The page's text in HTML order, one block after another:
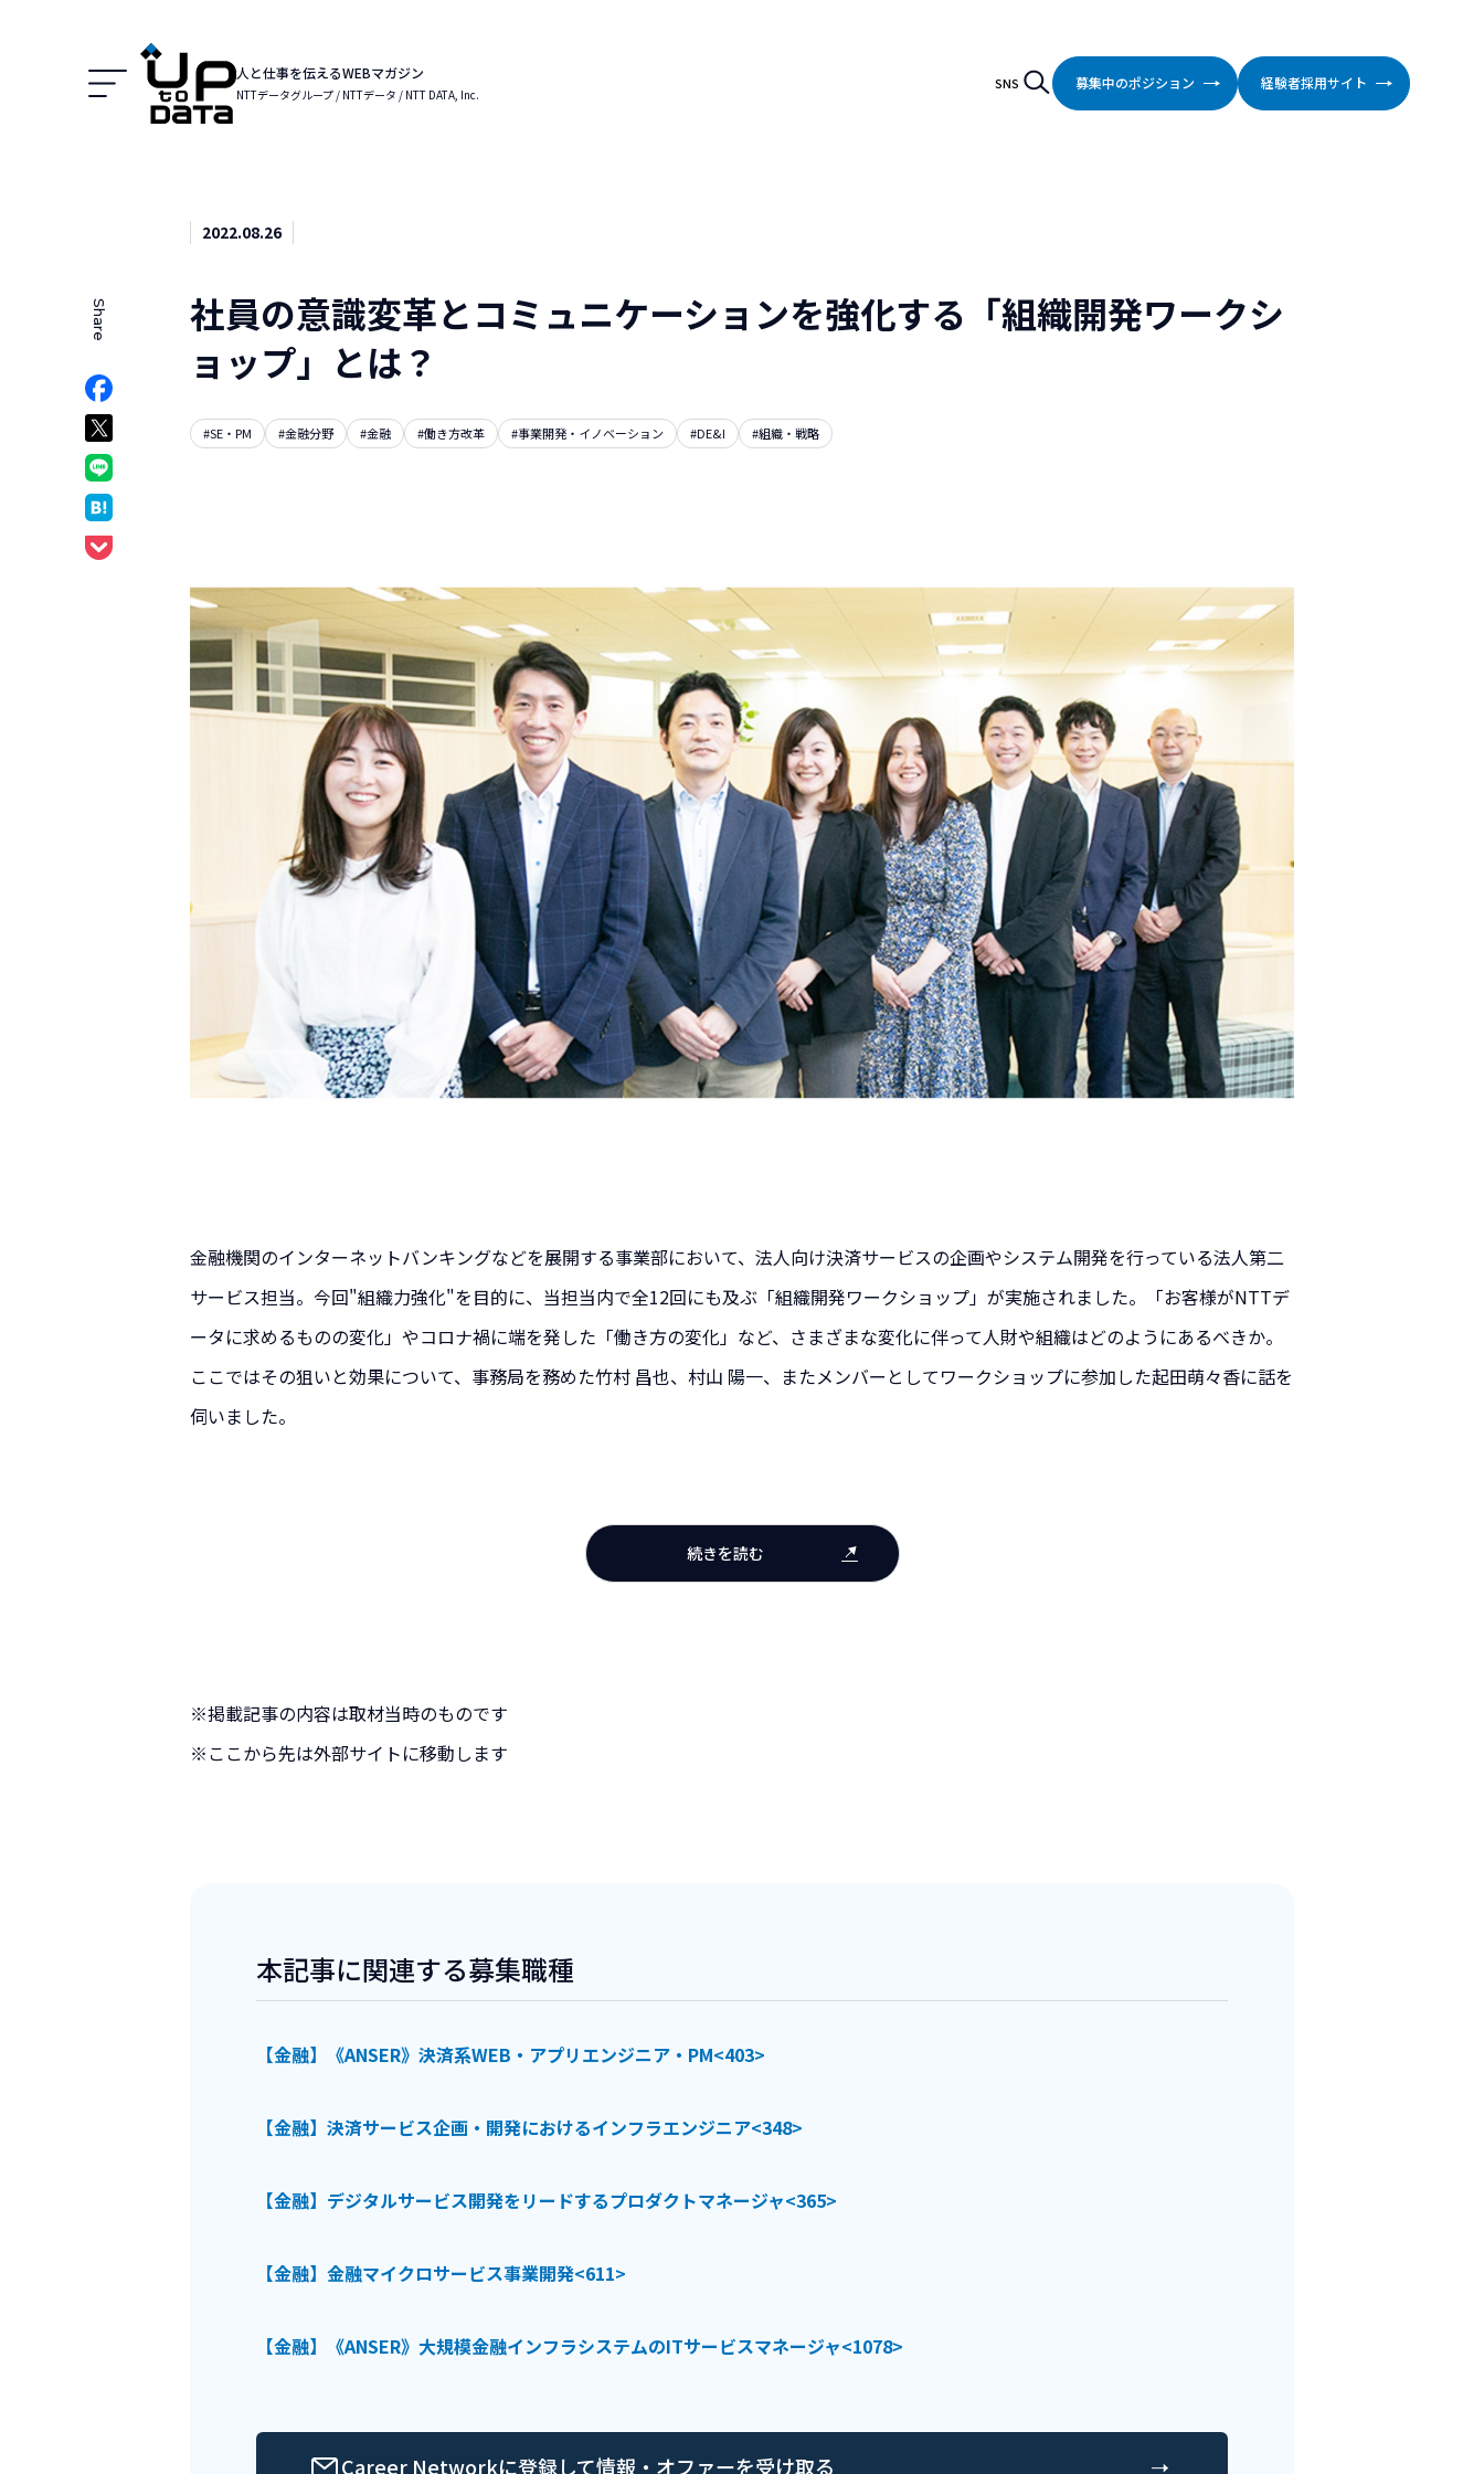
人と仕事を伝えるWEBマガジン
NTTデータグループ / NTTデータ / NTT DATA, Inc.
Menu
SNS 検索
Search
募集中のポジション 経験者採用サイト
2022.08.26
社員の意識変革とコミュニケーションを強化する「組織開発ワークシ
ョップ」とは？
#SE・PM #金融分野 #金融 #働き方改革 #事業開発・イノベーション #DE&I #組織・戦略
Share
Xでシェア
金融機関のインターネットバンキングなどを展開する事業部において、法人向け決済サービスの企画やシステム開発を行っている法人第二
サービス担当。今回"組織力強化"を目的に、当担当内で全12回にも及ぶ「組織開発ワークショップ」が実施されました。「お客様がNTTデ
ータに求めるものの変化」やコロナ禍に端を発した「働き方の変化」など、さまざまな変化に伴って人財や組織はどのようにあるべきか。
ここではその狙いと効果について、事務局を務めた竹村 昌也、村山 陽一、またメンバーとしてワークショップに参加した起田萌々香に話を
伺いました。
続きを読む
※掲載記事の内容は取材当時のものです
※ここから先は外部サイトに移動します
ークでシェア
本記事に関連する募集職種
【金融】《ANSER》決済系WEB・アプリエンジニア・PM<403>
【金融】決済サービス企画・開発におけるインフラエンジニア<348>
【金融】デジタルサービス開発をリードするプロダクトマネージャ<365>
【金融】金融マイクロサービス事業開発<611>
【金融】《ANSER》大規模金融インフラシステムのITサービスマネージャ<1078>
Career Networkに登録して情報・オファーを受け取る